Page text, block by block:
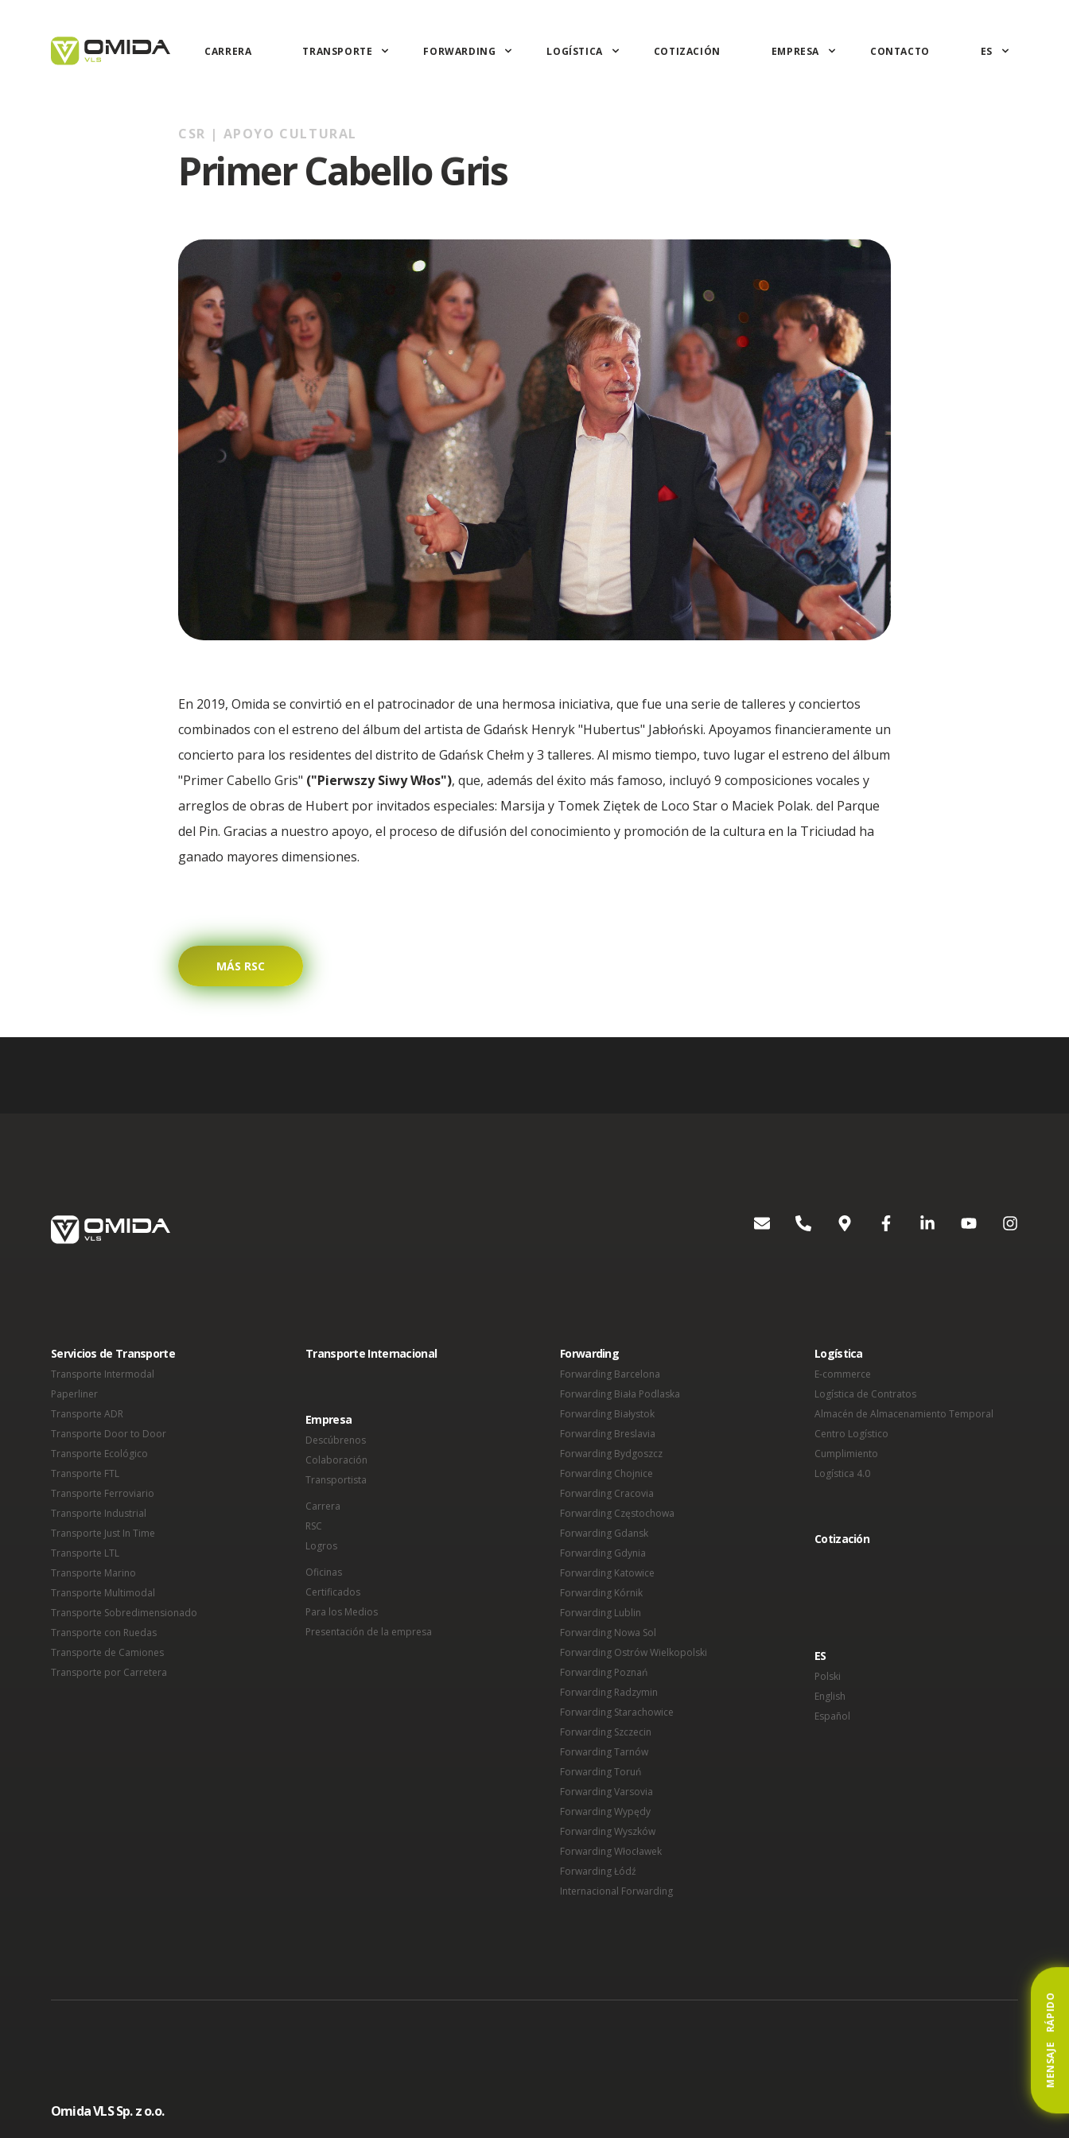
CARRERA TRANSPORTE FORWARDING LOGÍSTICA COTIZACIÓN EMPRESA CONTACTO ES
CSR | APOYO CULTURAL
Primer Cabello Gris
En 2019, Omida se convirtió en el patrocinador de una hermosa iniciativa, que fue una serie de talleres y conciertos
combinados con el estreno del álbum del artista de Gdańsk Henryk "Hubertus" Jabłoński. Apoyamos financieramente un
concierto para los residentes del distrito de Gdańsk Chełm y 3 talleres. Al mismo tiempo, tuvo lugar el estreno del álbum
"Primer Cabello Gris" ("Pierwszy Siwy Włos"), que, además del éxito más famoso, incluyó 9 composiciones vocales y
arreglos de obras de Hubert por invitados especiales: Marsija y Tomek Ziętek de Loco Star o Maciek Polak. del Parque
del Pin. Gracias a nuestro apoyo, el proceso de difusión del conocimiento y promoción de la cultura en la Triciudad ha
ganado mayores dimensiones.
MÁS RSC
Servicios de Transporte
Transporte Intermodal
Paperliner
Transporte ADR
Transporte Door to Door
Transporte Ecológico
Transporte FTL
Transporte Ferroviario
Transporte Industrial
Transporte Just In Time
Transporte LTL
Transporte Marino
Transporte Multimodal
Transporte Sobredimensionado
Transporte con Ruedas
Transporte de Camiones
Transporte por Carretera
Transporte Internacional Forwarding
Forwarding Barcelona
Forwarding Biała Podlaska
Forwarding Białystok
Forwarding Breslavia
Forwarding Bydgoszcz
Forwarding Chojnice
Forwarding Cracovia
Forwarding Częstochowa
Forwarding Gdansk
Forwarding Gdynia
Forwarding Katowice
Forwarding Kórnik
Forwarding Lublin
Forwarding Nowa Sol
Forwarding Ostrów Wielkopolski
Forwarding Poznań
Forwarding Radzymin
Forwarding Starachowice
Forwarding Szczecin
Forwarding Tarnów
Forwarding Toruń
Forwarding Varsovia
Forwarding Wypędy
Forwarding Wyszków
Forwarding Włocławek
Forwarding Łódź
Internacional Forwarding
Logística
E-commerce
Logística de Contratos
Almacén de Almacenamiento Temporal
Centro Logístico
Cumplimiento
Logística 4.0
Empresa
Descúbrenos
Colaboración
Transportista
Carrera
RSC
Logros
Oficinas
Certificados
Para los Medios
Presentación de la empresa
Cotización
ES
Polski
English
Español
Omida VLS Sp. z o.o.
MENSAJE RÁPIDO